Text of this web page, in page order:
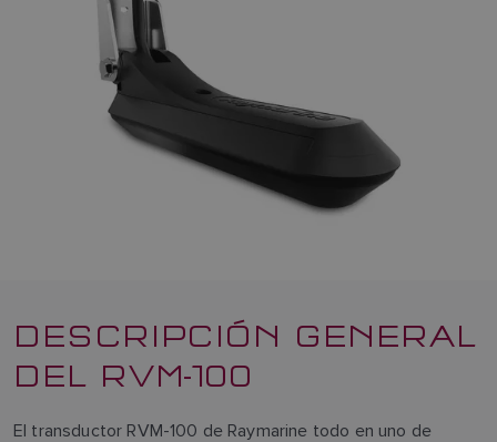
DESCRIPCIÓN GENERAL
DEL RVM-100
El transductor RVM-100 de Raymarine todo en uno de